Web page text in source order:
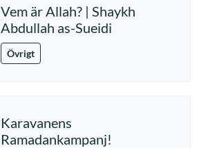
Vem är Allah? | Shaykh
Abdullah as-Sueidi
Övrigt
Karavanens
Ramadankampanj!